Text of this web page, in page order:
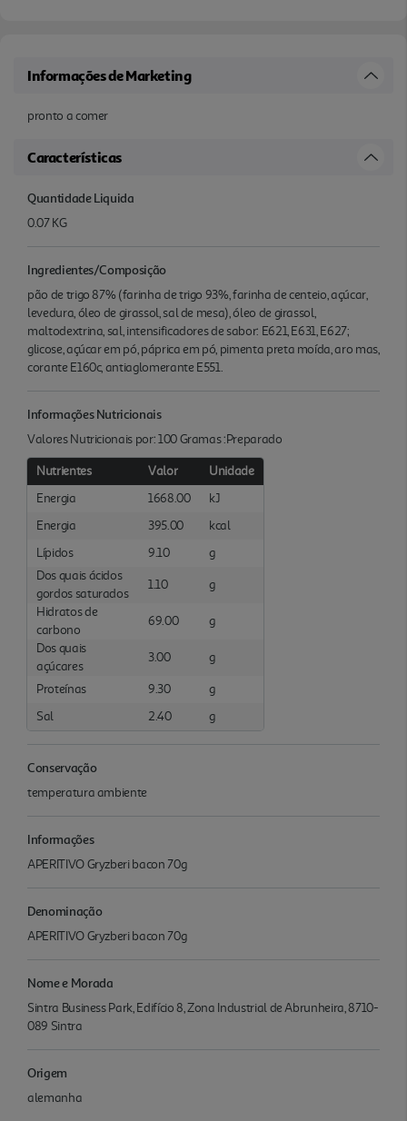
Informações de Marketing
pronto a comer
Características
Quantidade Liquida
0.07 KG
Ingredientes/Composição
pão de trigo 87% (farinha de trigo 93%, farinha de centeio, açúcar,
levedura, óleo de girassol, sal de mesa), óleo de girassol,
maltodextrina, sal, intensificadores de sabor: E621, E631, E627;
glicose, açúcar em pó, páprica em pó, pimenta preta moída, aro mas,
corante E160c, antiaglomerante E551.
Informações Nutricionais
Valores Nutricionais por: 100 Gramas :Preparado
Nutrientes Valor
Unidade
Energia
1668.00
kJ
Energia
395.00
kcal
Lípidos
9.10
g
Dos quais ácidos
gordos saturados
1.10
g
Hidratos de
carbono
69.00
g
Dos quais
açúcares
3.00 g
Proteínas 9.30
g
Sal
2.40 g
Conservação
temperatura ambiente
Informações
APERITIVO Gryzberi bacon 70g
Denominação
APERITIVO Gryzberi bacon 70g
Nome e Morada
Sintra Business Park, Edifício 8, Zona Industrial de Abrunheira, 8710-
089 Sintra
Origem
alemanha